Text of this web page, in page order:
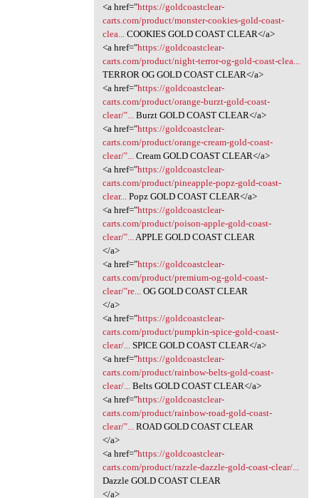
<a href="https://goldcoastclear-
carts.com/product/monster-cookies-gold-coast-
clea...
COOKIES GOLD COAST CLEAR</a>
<a href="https://goldcoastclear-
carts.com/product/night-terror-og-gold-coast-clea...
TERROR OG GOLD COAST CLEAR</a>
<a href="https://goldcoastclear-
carts.com/product/orange-burzt-gold-coast-
clear/"...
Burzt GOLD COAST CLEAR</a>
<a href="https://goldcoastclear-
carts.com/product/orange-cream-gold-coast-
clear/"...
Cream GOLD COAST CLEAR</a>
<a href="https://goldcoastclear-
carts.com/product/pineapple-popz-gold-coast-
clear...
Popz GOLD COAST CLEAR</a>
<a href="https://goldcoastclear-
carts.com/product/poison-apple-gold-coast-
clear/"...
APPLE GOLD COAST CLEAR
</a>
<a href="https://goldcoastclear-
carts.com/product/premium-og-gold-coast-
clear/"re...
OG GOLD COAST CLEAR
</a>
<a href="https://goldcoastclear-
carts.com/product/pumpkin-spice-gold-coast-
clear/...
SPICE GOLD COAST CLEAR</a>
<a href="https://goldcoastclear-
carts.com/product/rainbow-belts-gold-coast-
clear/...
Belts GOLD COAST CLEAR</a>
<a href="https://goldcoastclear-
carts.com/product/rainbow-road-gold-coast-
clear/"...
ROAD GOLD COAST CLEAR
</a>
<a href="https://goldcoastclear-
carts.com/product/razzle-dazzle-gold-coast-clear/...
Dazzle GOLD COAST CLEAR
</a>